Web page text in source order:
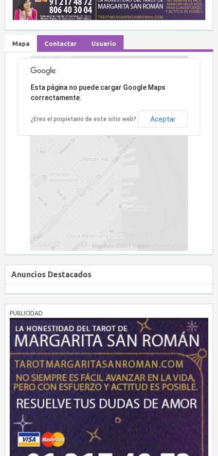
Mapa Contactar Usuario
Lo sentimos, la dirección no ha sido encontrada.
Esta página no puede cargar Google Maps
correctamente.
¿Eres el propietario de este sitio web? Aceptar
Anuncios Destacados
PUBLICIDAD